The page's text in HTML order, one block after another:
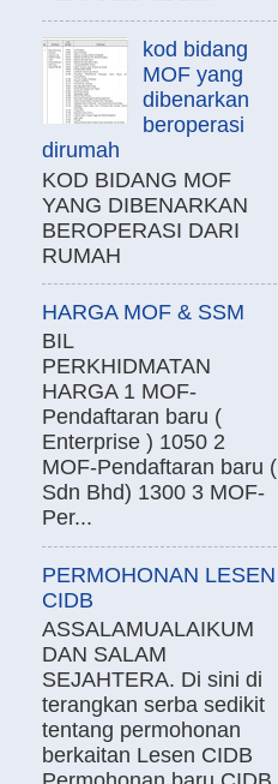
kod bidang
MOF yang
dibenarkan
beroperasi
dirumah
KOD BIDANG MOF
YANG DIBENARKAN
BEROPERASI DARI
RUMAH
HARGA MOF & SSM
BIL
PERKHIDMATAN
HARGA 1 MOF-
Pendaftaran baru (
Enterprise ) 1050 2
MOF-Pendaftaran baru (
Sdn Bhd) 1300 3 MOF-
Per...
PERMOHONAN LESEN
CIDB
ASSALAMUALAIKUM
DAN SALAM
SEJAHTERA. Di sini di
terangkan serba sedikit
tentang permohonan
berkaitan Lesen CIDB